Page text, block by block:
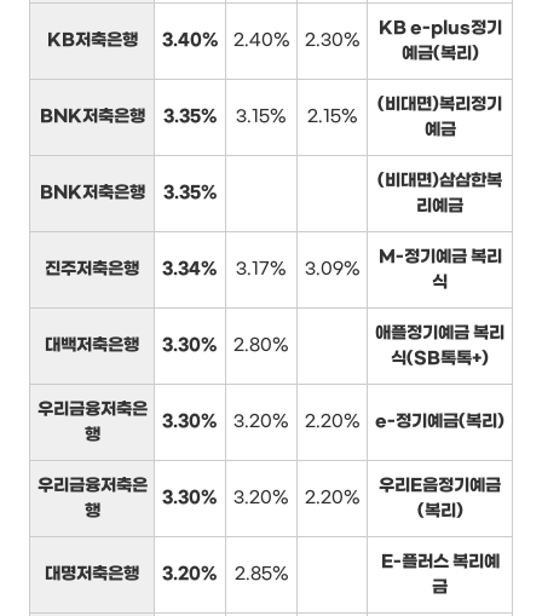
KB저축은행 3.40% 2.40% 2.30%
KB e-plus정기
예금(복리)
BNK저축은행 3.35% 3.15% 2.15%
(비대면)복리정기
예금
BNK저축은행 3.35%
(비대면)삼삼한복
리예금
진주저축은행 3.34% 3.17% 3.09%
M-정기예금 복리
식
대백저축은행 3.30% 2.80%
애플정기예금 복리
식(SB톡톡+)
우리금융저축은
행
3.30% 3.20% 2.20% e-정기예금(복리)
우리금융저축은
행
3.30% 3.20% 2.20%
우리E음정기예금
(복리)
대명저축은행 3.20% 2.85%
E-플러스 복리예
금